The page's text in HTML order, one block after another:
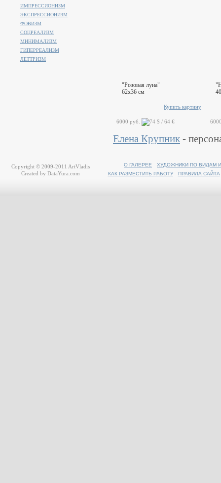
"Розовая луна"
62x36 см
Купить картину
6000 руб.
Елена Крупник -
ИМПРЕССИОНИЗМ
ЭКСПРЕССИОНИЗМ
ФОВИЗМ
СОЦРЕАЛИЗМ
МИНИМАЛИЗМ
ГИПЕРРЕАЛИЗМ
ЛЕТТРИЗМ
О ГАЛЕРЕЕ
ХУДОЖНИКИ ПО ВИДАМ
КАК РАЗМЕСТИТЬ РАБОТУ
ПРАВИЛА САЙТА
Copyright © 2009-2011 ArtVladis
Created by DataYura.com